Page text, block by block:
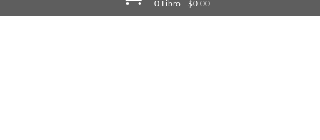
0 Libro - $0.00